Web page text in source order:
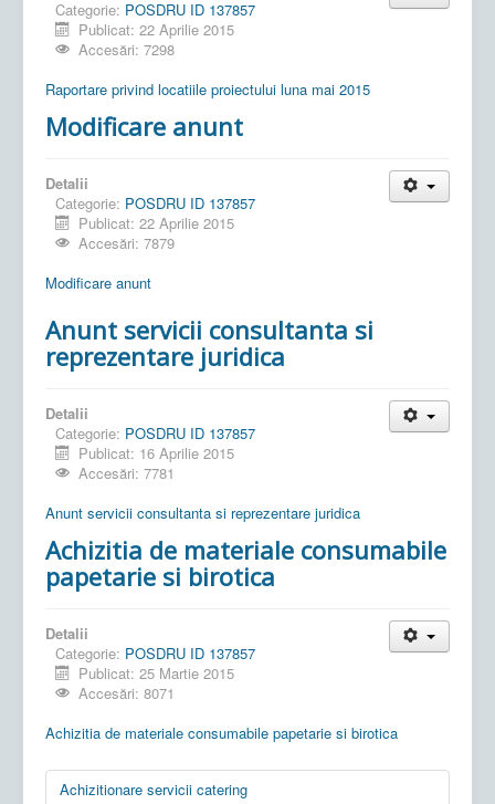
Categorie: POSDRU ID 137857
Publicat: 22 Aprilie 2015
Accesări: 7298
Raportare privind locatiile proiectului luna mai 2015
Modificare anunt
Detalii
Categorie: POSDRU ID 137857
Publicat: 22 Aprilie 2015
Accesări: 7879
Modificare anunt
Anunt servicii consultanta si
reprezentare juridica
Detalii
Categorie: POSDRU ID 137857
Publicat: 16 Aprilie 2015
Accesări: 7781
Anunt servicii consultanta si reprezentare juridica
Achizitia de materiale consumabile
papetarie si birotica
Detalii
Categorie: POSDRU ID 137857
Publicat: 25 Martie 2015
Accesări: 8071
Achizitia de materiale consumabile papetarie si birotica
Achizitionare servicii catering